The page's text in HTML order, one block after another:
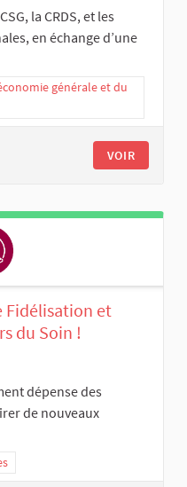
la CRDS, et les
en échange d’une
générale et du
VOIR
Fidélisation et
du Soin !
dépense des
de nouveaux